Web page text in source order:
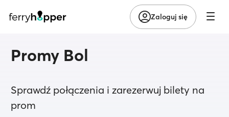
Zaloguj się
Promy Bol
Sprawdź połączenia i zarezerwuj bilety na
prom